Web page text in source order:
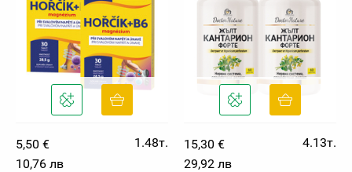
5,50 €
1.48т.
10,76 лв
15,30 €
4.13т.
29,92 лв